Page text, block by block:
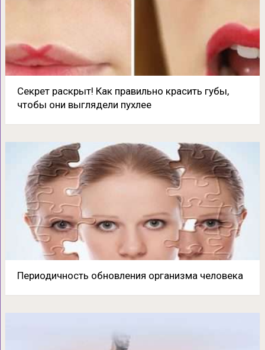
Секрет раскрыт! Как правильно красить губы,
чтобы они выглядели пухлее
Периодичность обновления организма человека